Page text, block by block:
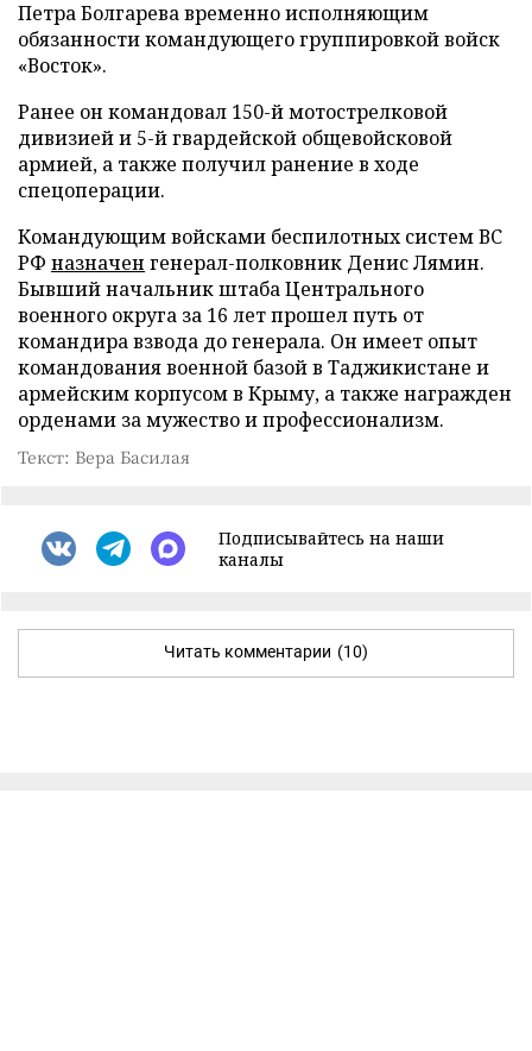
Петра Болгарева временно исполняющим
обязанности командующего группировкой войск
«Восток».
Ранее он командовал 150-й мотострелковой
дивизией и 5-й гвардейской общевойсковой
армией, а также получил ранение в ходе
спецоперации.
Командующим войсками беспилотных систем ВС
РФ назначен генерал-полковник Денис Лямин.
Бывший начальник штаба Центрального
военного округа за 16 лет прошел путь от
командира взвода до генерала. Он имеет опыт
командования военной базой в Таджикистане и
армейским корпусом в Крыму, а также награжден
орденами за мужество и профессионализм.
Текст: Вера Басилая
Подписывайтесь на наши
каналы
Читать комментарии (10)